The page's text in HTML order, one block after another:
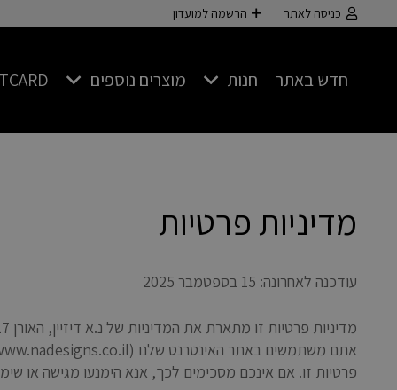
כניסה לאתר הרשמה למועדון
חדש באתר חנות מוצרים נוספים
מדיניות פרטיות
עודכנה לאחרונה: 15 בספטמבר 2025
פרטיות זו. אם אינכם מסכימים לכך, אנא הימנעו מגישה או